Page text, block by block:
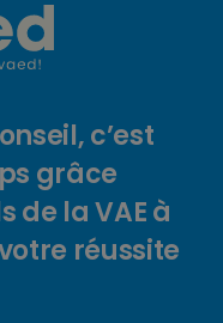
c’est
grâce
de la VAE à
réussite